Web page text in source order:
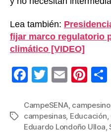
Lea también:
fijar marco regulatorio
climático [VIDEO]
F
c
e
T
tt
er
E
ail
Pi
er
e
Etiquetas
CampeSENA,
campesinas, Educación
Eduardo Londoño Ulloa ,